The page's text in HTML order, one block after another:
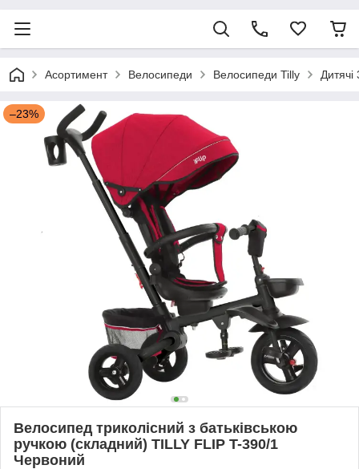
Асортимент Велосипеди Велосипеди Tilly Дитячі
–23%
Велосипед триколісний з батьківською
ручкою (складний) TILLY FLIP T-390/1
Червоний